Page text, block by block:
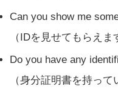
Can you show me
（IDを見せてもらえま
Do you have any
（身分証明書を持って